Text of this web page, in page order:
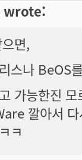
wrote:
면,
스나 BeOS
가능한진
깔아서
ㅋ